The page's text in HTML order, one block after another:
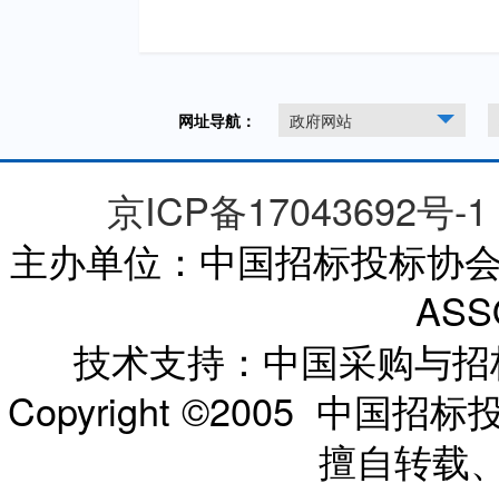
网址导航： 政府网站
京ICP备17043692号-1
主办单位：中国招标投标协
技术支持：中国采购与
Copyright ©2005 中国招标
擅自转载